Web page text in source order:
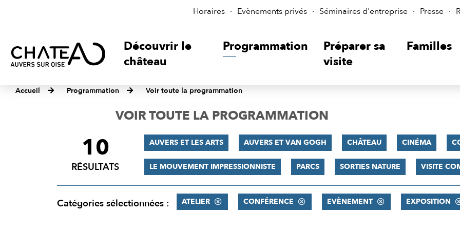
Horaires Evènements privés Séminaires d'entreprise Presse
Découvrir le
château
Programmation
Préparer sa
visite
Familles
Accueil Programmation Voir toute la programmation
VOIR TOUTE LA PROGRAMMATION
FILTRER
RÉSULTATS
10
RÉSULTATS
AUVERS ET LES ARTS AUVERS ET VAN GOGH CHÂTEAU CINÉMA
LE MOUVEMENT IMPRESSIONNISTE PARCS SORTIES NATURE VISITE
Catégories sélectionnées : ATELIER CONFÉRENCE EVÈNEMENT EXPOSITION